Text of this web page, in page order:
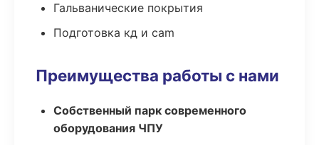
Гальванические покрытия
Подготовка кд и cam
Преимущества работы с нами
Собственный парк современного
оборудования ЧПУ